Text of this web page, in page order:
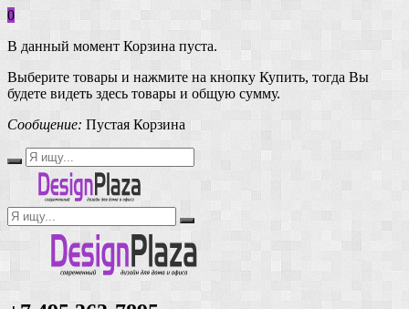
0
В данный момент Корзина пуста.
Выберите товары и нажмите на кнопку Купить, тогда Вы
будете видеть здесь товары и общую сумму.
Сообщение: Пустая Корзина